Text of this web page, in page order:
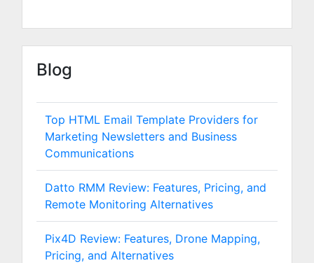
Blog
Top HTML Email Template Providers for
Marketing Newsletters and Business
Communications
Datto RMM Review: Features, Pricing, and
Remote Monitoring Alternatives
Pix4D Review: Features, Drone Mapping,
Pricing, and Alternatives